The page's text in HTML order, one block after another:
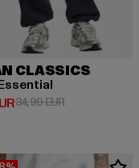
CLASSICS
Preis: 17,84 EUR
34,99 EURAktionspreis: